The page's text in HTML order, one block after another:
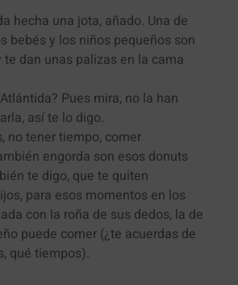
hecha una jota, añado. Una de
bebés y los niños pequeños son
dan unas palizas en la cama
Pues mira, no la han
así te lo digo.
no tener tiempo, comer
engorda son esos donuts
te digo, que te quiten
para esos momentos en los
con la roña de sus dedos, la de
puede comer (¿te acuerdas de
qué tiempos).